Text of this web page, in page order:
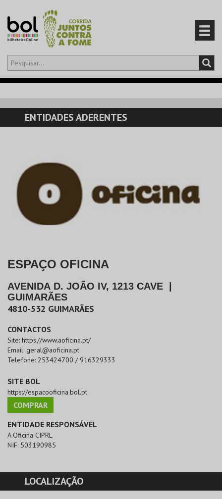
Olá,iniciar sessão
CARRINHO
EVENTOS
PRODUTOS
ENTIDADES ADERENTES
ESPAÇO OFICINA
AVENIDA D. JOÃO IV, 1213 CAVE
GUIMARÃES
4810-532 GUIMARÃES
CONTACTOS
Site: https://www.aoficina.pt/
Email: geral@aoficina.pt
Telefone: 253424700 / 916329333
SITE BOL
https://espacooficina.bol.pt
COMPRAR
ENTIDADE RESPONSÁVEL
A Oficina CIPRL
NIF: 503190985
LOCALIZAÇÃO